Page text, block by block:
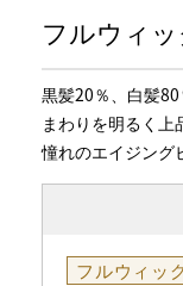
フルウィッ
黒髪20％、白髪
まわりを明るく上
憧れのエイジング
フルウィッ